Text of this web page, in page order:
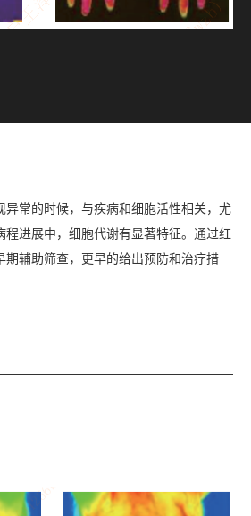
常的时候，与疾病和细胞活性相关， 尤
程进展中，细胞代谢有显著特征。通过红
期辅助筛查，更早的给出预防和治疗措